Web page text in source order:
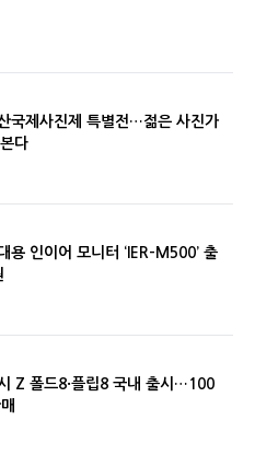
국제사진제 특별전…젊은 사진가
다
용 인이어 모니터 ‘IER-M500’ 출
Z 폴드8·플립8 국내 출시…100